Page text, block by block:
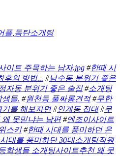
플, 동탄소개팅
이트 주목하는 남자.jpg #한때 시
후의 방법... #남수동 분위기 좋은
자동 분위기 좋은 술집#소개팅
들. #원천동 풀싸롱견적#무한
기를 해보자면#인계동 접대#무
왜 못믿냐는 남편#엔조이사이트
스키#한때 시대를 풍미하던 온
대를 풍미하던 30대소개팅직원
학생들 소개팅사이트추천 왜 못